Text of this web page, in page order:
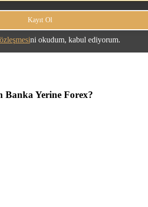
ni okudum, kabul ediyorum.
Banka Yerine Forex?